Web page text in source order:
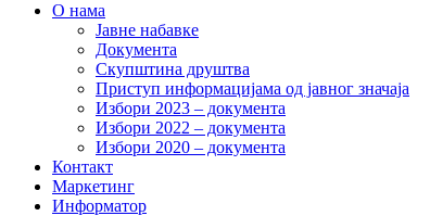
О нама
Јавне набавке
Документа
Скупштина друштва
Приступ информацијама од јавног значаја
Избори 2023 – документа
Избори 2022 – документа
Избори 2020 – документа
Контакт
Маркетинг
Информатор